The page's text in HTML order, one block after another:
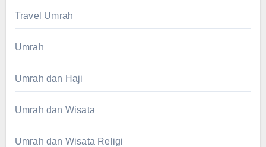
Travel Umrah
Umrah
Umrah dan Haji
Umrah dan Wisata
Umrah dan Wisata Religi